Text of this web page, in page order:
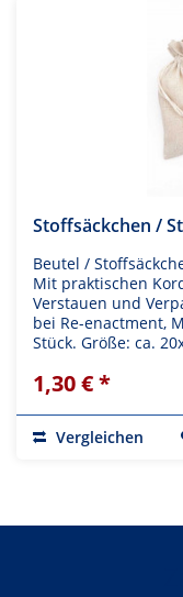
Stoffsäckchen /
Beutel /
Mit praktischen
Verstauen und
bei Re-enactment,
Stück. Größe: ca.
1,30 € *
Vergleichen